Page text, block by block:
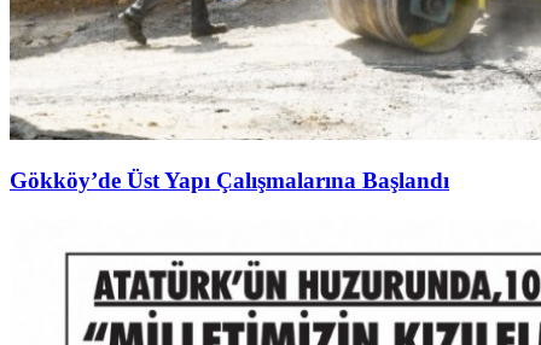
Gökköy’de Üst Yapı Çalışmalarına Başlandı